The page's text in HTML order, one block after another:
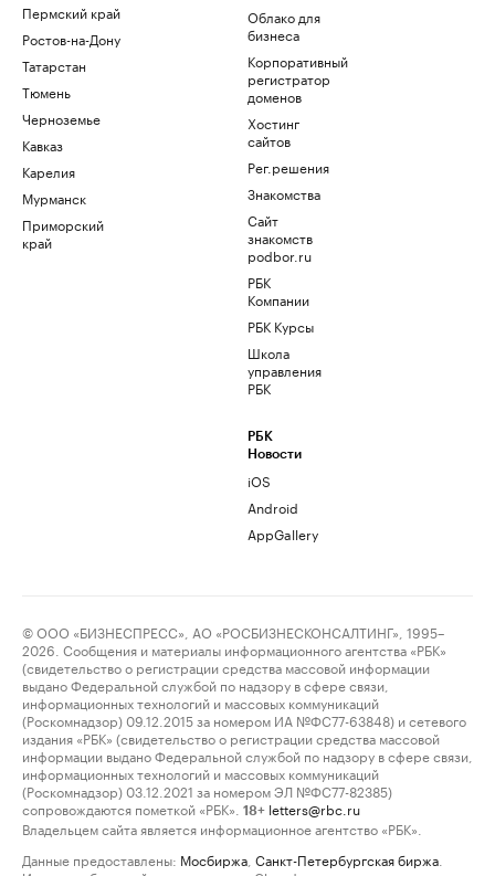
Пермский край
Ростов-на-Дону
Татарстан
Тюмень
Черноземье
Кавказ
Карелия
Мурманск
Приморский
край
Облако для
бизнеса
Корпоративный
регистратор
доменов
Хостинг
сайтов
Рег.решения
Знакомства
Сайт
знакомств
podbor.ru
РБК
Компании
РБК Курсы
Школа
управления
РБК
РБК
Новости
iOS
Android
AppGallery
© ООО «БИЗНЕСПРЕСС», АО «РОСБИЗНЕСКОНСАЛТИНГ», 1995–
2026. Сообщения и материалы информационного агентства «РБК»
(свидетельство о регистрации средства массовой информации
выдано Федеральной службой по надзору в сфере связи,
информационных технологий и массовых коммуникаций
(Роскомнадзор) 09.12.2015 за номером ИА №ФС77-63848) и сетевого
издания «РБК» (свидетельство о регистрации средства массовой
информации выдано Федеральной службой по надзору в сфере связи,
информационных технологий и массовых коммуникаций
(Роскомнадзор) 03.12.2021 за номером ЭЛ №ФС77-82385)
сопровождаются пометкой «РБК».
18+ letters@rbc.ru
Владельцем сайта является информационное агентство «РБК».
Данные предоставлены: Мосбиржа Санкт-Петербургская биржа